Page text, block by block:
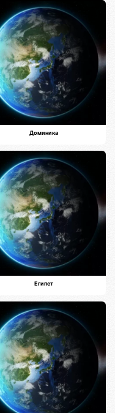
Доминика
Египет